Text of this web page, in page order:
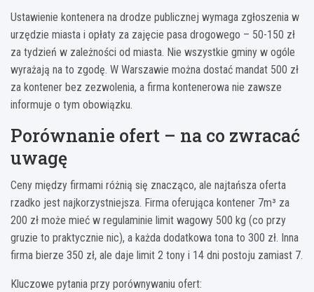
Ustawienie kontenera na drodze publicznej wymaga zgłoszenia w
urzędzie miasta i opłaty za zajęcie pasa drogowego – 50-150 zł
za tydzień w zależności od miasta. Nie wszystkie gminy w ogóle
wyrażają na to zgodę. W Warszawie można dostać mandat 500 zł
za kontener bez zezwolenia, a firma kontenerowa nie zawsze
informuje o tym obowiązku.
Porównanie ofert – na co zwracać
uwagę
Ceny między firmami różnią się znacząco, ale najtańsza oferta
rzadko jest najkorzystniejsza. Firma oferująca kontener 7m³ za
200 zł może mieć w regulaminie limit wagowy 500 kg (co przy
gruzie to praktycznie nic), a każda dodatkowa tona to 300 zł. Inna
firma bierze 350 zł, ale daje limit 2 tony i 14 dni postoju zamiast 7.
Kluczowe pytania przy porównywaniu ofert: